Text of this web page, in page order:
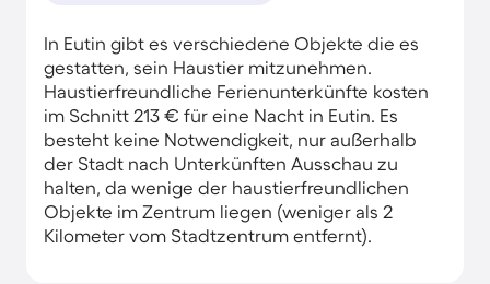
In Eutin gibt es verschiedene Objekte die es
gestatten, sein Haustier mitzunehmen.
Haustierfreundliche Ferienunterkünfte kosten
im Schnitt 213 € für eine Nacht in Eutin. Es
besteht keine Notwendigkeit, nur außerhalb
der Stadt nach Unterkünften Ausschau zu
halten, da wenige der haustierfreundlichen
Objekte im Zentrum liegen (weniger als 2
Kilometer vom Stadtzentrum entfernt).